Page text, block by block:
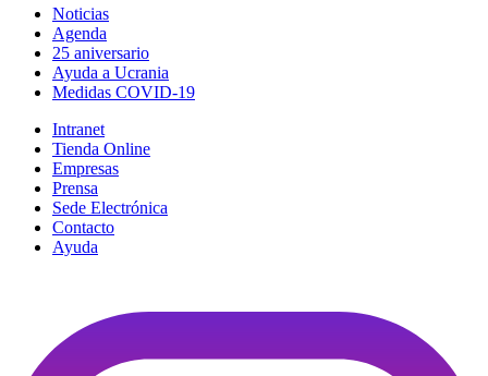
Noticias
Agenda
25 aniversario
Ayuda a Ucrania
Medidas COVID-19
Intranet
Tienda Online
Empresas
Prensa
Sede Electrónica
Contacto
Ayuda